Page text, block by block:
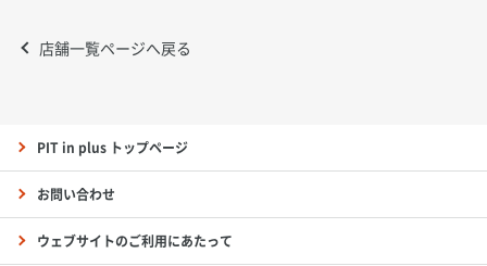
店舗一覧ページへ戻る
PIT in plus トップページ
お問い合わせ
ウェブサイトのご利用にあたって